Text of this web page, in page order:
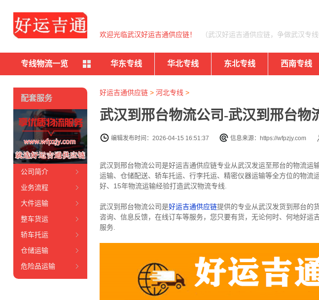
欢迎光临武汉好运吉通供应链！ （武汉好运吉通供应链，争做武汉专
专线物流一览 华东专线 华北专线 东北专线 西南专线
好运吉通供应链> 河北专线 >
武汉到邢台物流公司-武汉到邢台物
编辑发布时间：2026-04-15 16:51:37 信息来源：https://wfpzjy.com
武汉到邢台物流公司是好运吉通供应链专业从武汉发运至邢台的物流
运输、仓储配送、轿车托运、行李托运、精密仪器运输等全方位的物
好、15年物流运输经验打造武汉物流专线.
武汉到邢台物流公司是好运吉通供应链提供的专业从武汉发货到邢台的
咨询、信息反馈，在线订车等服务，您只要有货，无论何时、何地好
服务.
配套服务
公司简介
业务流程
大件运输
整车货运
轿车托运
仓储运输
危险品运输